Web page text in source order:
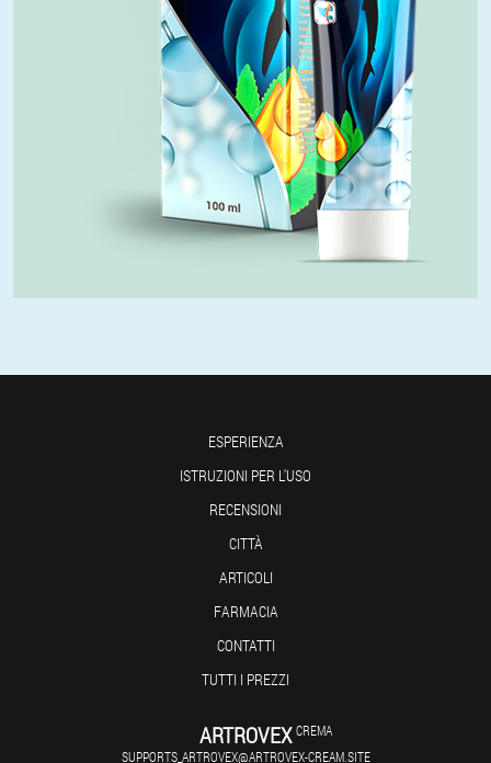
ESPERIENZA
ISTRUZIONI PER L'USO
RECENSIONI
CITTÀ
ARTICOLI
FARMACIA
CONTATTI
TUTTI I PREZZI
ARTROVEX CREMA
SUPPORTS_ARTROVEX@ARTROVEX-CREAM.SITE